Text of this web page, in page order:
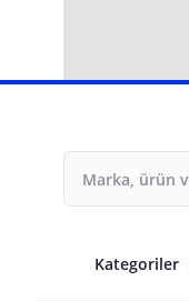
Kategoriler